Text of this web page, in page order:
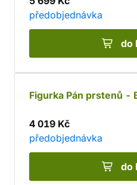
předobjednávka
do
Figurka Pán prstenů -
4 019 Kč
předobjednávka
do